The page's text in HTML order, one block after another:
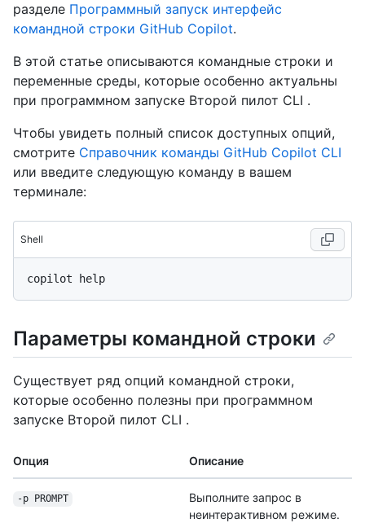
разделе Программный запуск интерфейс
командной строки GitHub Copilot.
В этой статье описываются командные строки и
переменные среды, которые особенно актуальны
при программном запуске Второй пилот CLI .
Чтобы увидеть полный список доступных опций,
смотрите Справочник команды GitHub Copilot CLI
или введите следующую команду в вашем
терминале:
Shell
Параметры командной строки
Существует ряд опций командной строки,
которые особенно полезны при программном
запуске Второй пилот CLI .
Опция Описание
-p PROMPT
Выполните запрос в
неинтерактивном режиме.